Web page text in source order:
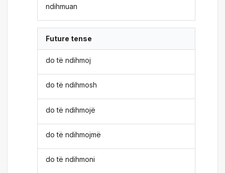
ndihmuan
Future tense
do të ndihmoj
do të ndihmosh
do të ndihmojë
do të ndihmojmë
do të ndihmoni